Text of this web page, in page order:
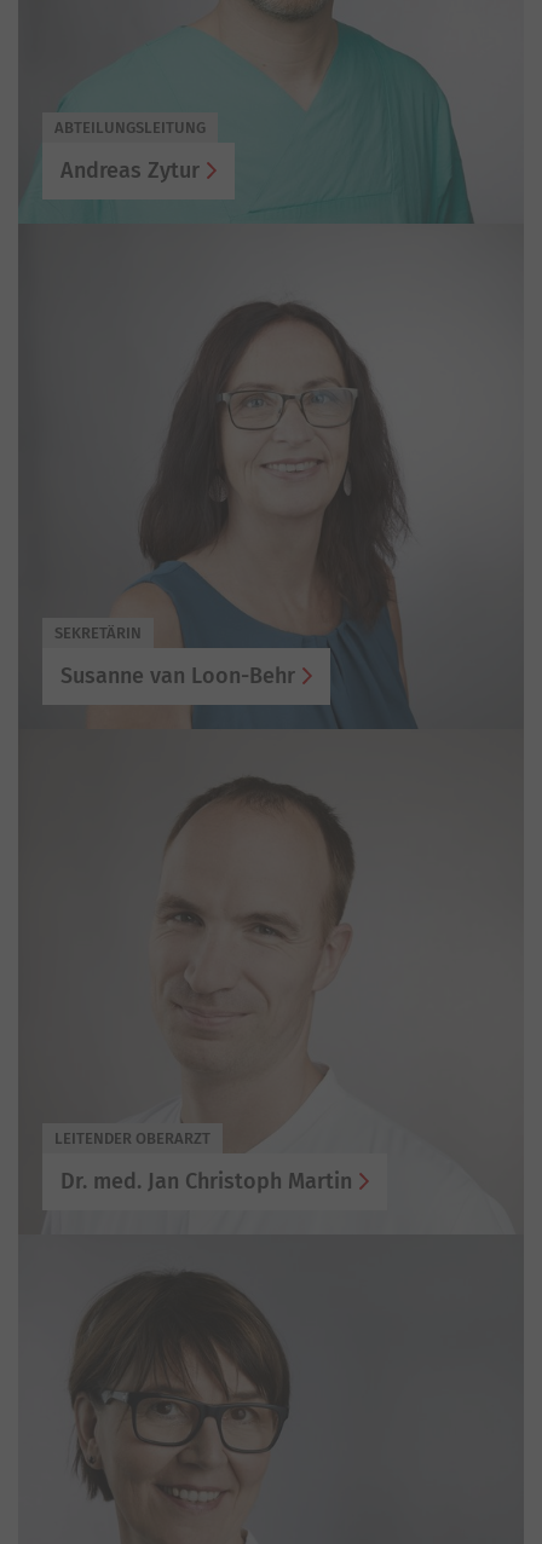
ABTEILUNGSLEITUNG
Andreas Zytur
SEKRETÄRIN
Susanne van Loon-Behr
LEITENDER OBERARZT
Dr. med. Jan Christoph Martin